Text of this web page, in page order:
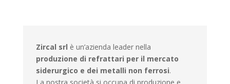
Zircal srl è un’azienda leader nella
produzione di refrattari per il mercato
siderurgico e dei metalli non ferrosi.
La nostra società si occupa di produzione e